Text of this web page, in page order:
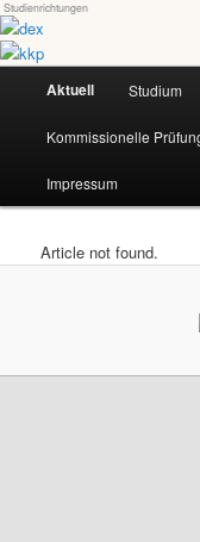
Skip
to
primary
contentdex-kkp
Universität für
Studienrichtungen
Aktuell Studium
Kommissionelle
Impressum
Article not found.